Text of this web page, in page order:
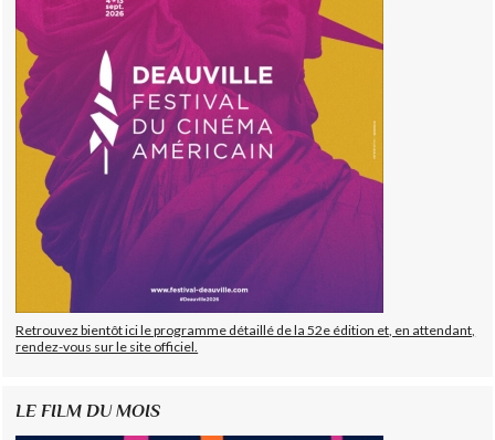
Retrouvez bientôt ici le programme détaillé de la 52e édition et, en attendant,
rendez-vous sur le site officiel.
LE FILM DU MOIS